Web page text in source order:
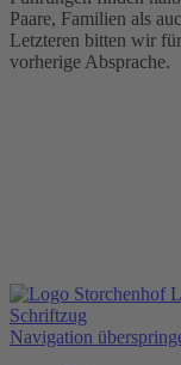
Paare, Familien als
Letzteren bitten wir
vorherige Absprache.
Navigation